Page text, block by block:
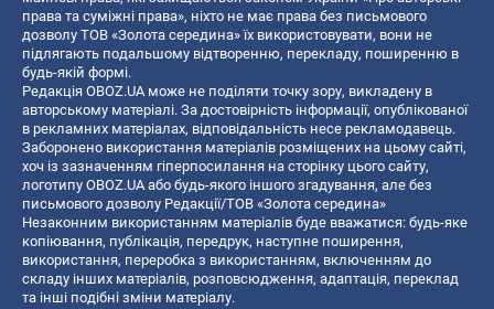
права та суміжні права», ніхто не має права без письмового
дозволу ТОВ «Золота середина» їх використовувати, вони не
підлягають подальшому відтворенню, перекладу, поширенню в
будь-якій формі.
Редакція OBOZ.UA може не поділяти точку зору, викладену в
авторському матеріалі. За достовірність інформації, опублікованої
в рекламних матеріалах, відповідальність несе рекламодавець.
Заборонено використання матеріалів розміщених на цьому сайті,
хоч із зазначенням гіперпосилання на сторінку цього сайту,
логотипу OBOZ.UA або будь-якого іншого згадування, але без
письмового дозволу Редакції/ТОВ «Золота середина»
Незаконним використанням матеріалів буде вважатися: будь-яке
копiювання, публiкацiя, передрук, наступне поширення,
використання, переробка з використанням, включенням до
складу інших матеріалів, розповсюдження, адаптація, переклад
та інші подібні зміни матеріалу.